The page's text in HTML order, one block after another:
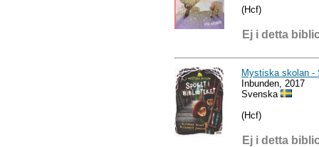
(Hcf)
Ej i detta
Mystiska skolan -
Inbunden, 2017
Svenska
(Hcf)
Ej i detta